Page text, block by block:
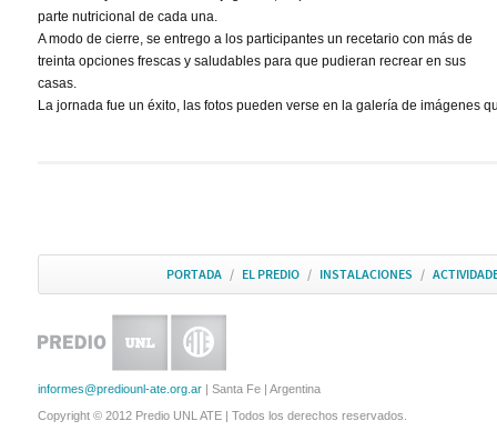
parte nutricional de cada una.
A modo de cierre, se entrego a los participantes un recetario con más de
treinta opciones frescas y saludables para que pudieran recrear en sus
casas.
La jornada fue un éxito, las fotos pueden verse en la galería de imágenes
PORTADA / EL PREDIO / INSTALACIONES /
informes@prediounl-ate.org.ar | Santa Fe | Argentina
Copyright © 2012 Predio UNL ATE | Todos los derechos reservados.